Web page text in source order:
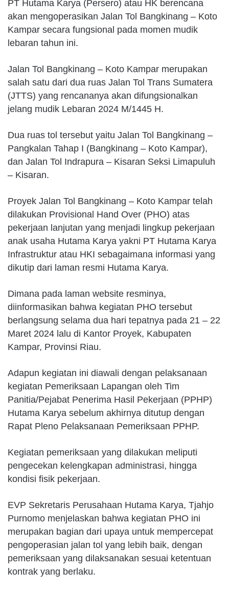
PT Hutama Karya (Persero) atau HK berencana
akan mengoperasikan Jalan Tol Bangkinang – Koto
Kampar secara fungsional pada momen mudik
lebaran tahun ini.
Jalan Tol Bangkinang – Koto Kampar merupakan
salah satu dari dua ruas Jalan Tol Trans Sumatera
(JTTS) yang rencananya akan difungsionalkan
jelang mudik Lebaran 2024 M/1445 H.
Dua ruas tol tersebut yaitu Jalan Tol Bangkinang –
Pangkalan Tahap I (Bangkinang – Koto Kampar),
dan Jalan Tol Indrapura – Kisaran Seksi Limapuluh
– Kisaran.
Proyek Jalan Tol Bangkinang – Koto Kampar telah
dilakukan Provisional Hand Over (PHO) atas
pekerjaan lanjutan yang menjadi lingkup pekerjaan
anak usaha Hutama Karya yakni PT Hutama Karya
Infrastruktur atau HKI sebagaimana informasi yang
dikutip dari laman resmi Hutama Karya.
Dimana pada laman website resminya,
diinformasikan bahwa kegiatan PHO tersebut
berlangsung selama dua hari tepatnya pada 21 – 22
Maret 2024 lalu di Kantor Proyek, Kabupaten
Kampar, Provinsi Riau.
Adapun kegiatan ini diawali dengan pelaksanaan
kegiatan Pemeriksaan Lapangan oleh Tim
Panitia/Pejabat Penerima Hasil Pekerjaan (PPHP)
Hutama Karya sebelum akhirnya ditutup dengan
Rapat Pleno Pelaksanaan Pemeriksaan PPHP.
Kegiatan pemeriksaan yang dilakukan meliputi
pengecekan kelengkapan administrasi, hingga
kondisi fisik pekerjaan.
EVP Sekretaris Perusahaan Hutama Karya, Tjahjo
Purnomo menjelaskan bahwa kegiatan PHO ini
merupakan bagian dari upaya untuk mempercepat
pengoperasian jalan tol yang lebih baik, dengan
pemeriksaan yang dilaksanakan sesuai ketentuan
kontrak yang berlaku.